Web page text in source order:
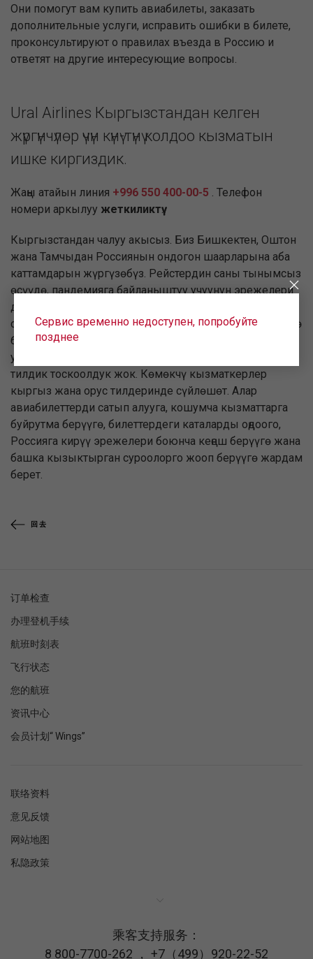
Они помогут вам купить авиабилеты, заказать
дополнительные услуги, исправить ошибки в билете,
проконсультируют о правилах въезда в Россию и
ответят на другие интересующие вопросы.
Ural Airlines Кыргызстандан келген
жүргүнчүлөр үчүн күнү-түнү колдоо кызматын
ишке киргиздик.
Жаңы атайын линия +996 550 400-00-5 . Телефон
номери аркылуу жеткиликтүү.
Кыргызстандан чалуу акысыз. Биз Бишкектен, Оштон
жана Тамчыдан Россиянын ондогон шаарларына аба
каттамдарын жүргүзөбүз. Рейстердин саны тынымсыз
өсүүдө, пандемияга байланыштуу учуунун эрежелери
дайыма өзгөрүүдө жана биздин жүргүнчүлөрдүн
суроолору көбөйүүдө. Ошондуктан, биз сиз үчүн өзүнчө
байланыш борборун уюштурдук. Биз үчүн сиздин
учууңуз ыңгайлуу, ар кандай маселеде түшүнүү бар жана
тилдик тоскоолдук жок. Көмөкчү кызматкерлер
кыргыз жана орус тилдеринде сүйлөшөт. Алар
авиабилеттерди сатып алууга, кошумча кызматтарга
буйрутма берүүгө, билеттердеги каталарды оңдоого,
Россияга кирүү эрежелери боюнча кеңеш берүүгө жана
башка кызыктырган суроолорго жооп берүүгө жардам
берет.
回去
Сервис временно недоступен, попробуйте
позднее
订单检查
办理登机手续
航班时刻表
飞行状态
您的航班
资讯中心
会员计划“ Wings”
联络资料
意见反馈
网站地图
私隐政策
乘客支持服务：
8 800-7700-262 ， +7（499）920-22-52